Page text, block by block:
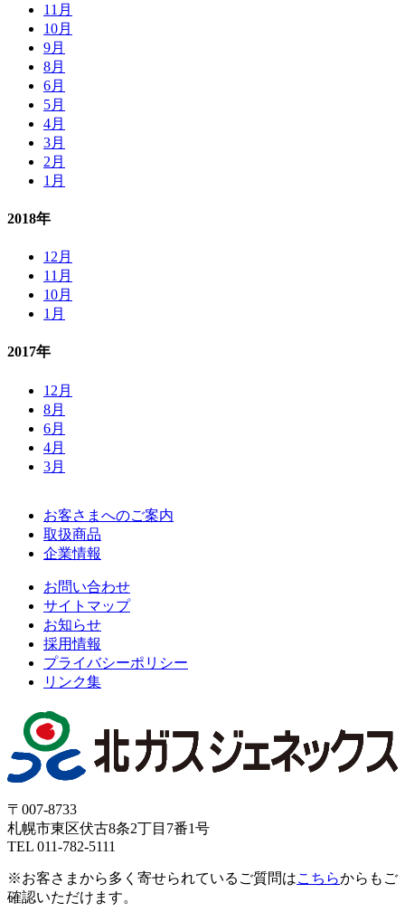
11月
10月
9月
8月
6月
5月
4月
3月
2月
1月
2018年
12月
11月
10月
1月
2017年
12月
8月
6月
4月
3月
お客さまへのご案内
取扱商品
企業情報
お問い合わせ
サイトマップ
お知らせ
採用情報
プライバシーポリシー
リンク集
〒007-8733
札幌市東区伏古8条2丁目7番1号
TEL 011-782-5111
※お客さまから多く寄せられているご質問はこちらからもご
確認いただけます。